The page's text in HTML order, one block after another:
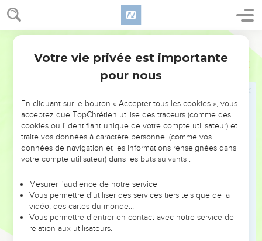
Nombres 14
Mais Josué, fils de Nun, et Caleb, fils de Jéphunné,
vécurent d'entre ceux qui étaient allés reconnaître le pays.
Or Moïse dit ces choses-là à tous les enfants d'Israël, et le
peuple en mena un fort grand deuil.
Puis s'étant levés de bon matin, ils montèrent sur le haut
de la montagne, en disant : Nous voici, et nous monterons au
lieu dont l'Eternel a parlé ; car nous avons péché.
Mais Moïse leur dit : Pourquoi transgressez-vous le
commandement de l'Eternel ? cela ne réussira point.
vous ; afin que vous ne soyez pas battus devant vos
ennemis.
Car les Hamalécites et les Cananéens sont là devant vous,
et vous tomberez par l'épée ; à cause que vous avez cessé
Votre vie privée est importante
pour nous
En cliquant sur le bouton « Accepter tous les cookies », vous
acceptez que TopChrétien utilise des traceurs (comme des
cookies ou l'identifiant unique de votre compte utilisateur) et
traite vos données à caractère personnel (comme vos
données de navigation et les informations renseignées dans
votre compte utilisateur) dans les buts suivants :
Mesurer l'audience de notre service
Vous permettre d'utiliser des services tiers tels que de la
vidéo, des cartes du monde…
Vous permettre d'entrer en contact avec notre service de
relation aux utilisateurs.